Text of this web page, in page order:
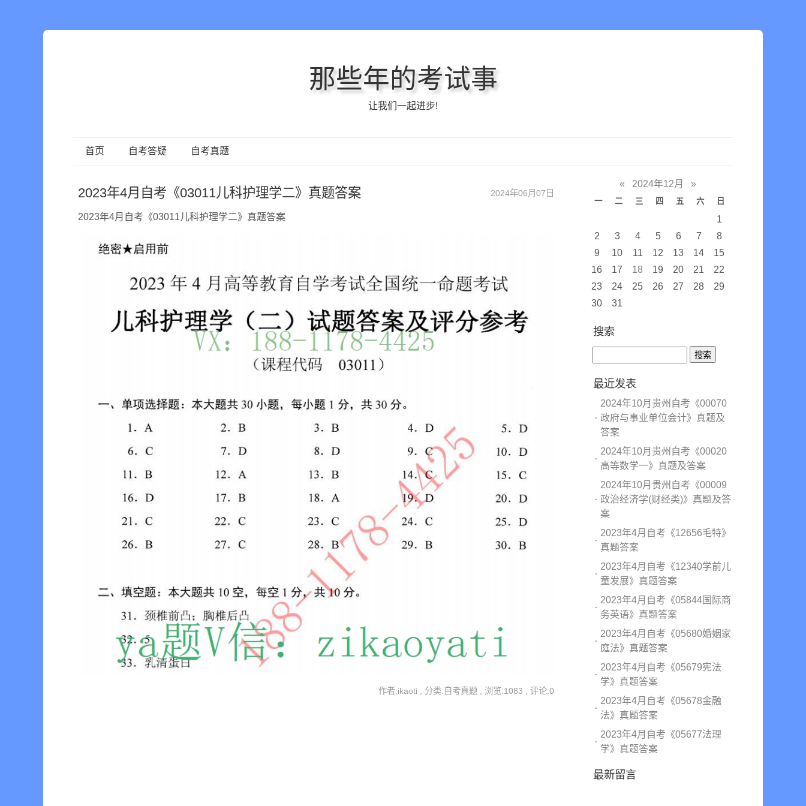
那些年的考试事
让我们一起进步!
首页 自考答疑 自考真题
2024年06月07日
2023年4月自考《03011儿科护理学二》真题答案
2023年4月自考《03011儿科护理学二》真题答案
作者:ikaoti , 分类:自考真题 , 浏览:1083 , 评论:0
« 2024年12月 »
一 二 三 四 五 六 日
1
2
3 4 5 6 7
8
9
10 11 12 13 14
15
16
17 18 19 20 21
22
23
24 25 26 27 28
29
30
31
搜索
最近发表
2024年10月贵州自考《00070
政府与事业单位会计》真题及
答案
2024年10月贵州自考《00020
高等数学一》真题及答案
2024年10月贵州自考《00009
政治经济学(财经类)》真题及答
案
2023年4月自考《12656毛特》
真题答案
2023年4月自考《12340学前儿
童发展》真题答案
2023年4月自考《05844国际商
务英语》真题答案
2023年4月自考《05680婚姻家
庭法》真题答案
2023年4月自考《05679宪法
学》真题答案
2023年4月自考《05678金融
法》真题答案
2023年4月自考《05677法理
学》真题答案
最新留言